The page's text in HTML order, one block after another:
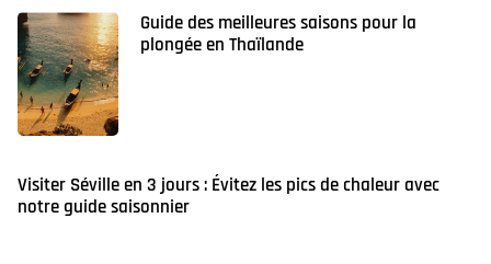
Guide des meilleures saisons pour la
plongée en Thaïlande
Visiter Séville en 3 jours : Évitez les pics de chaleur avec
notre guide saisonnier